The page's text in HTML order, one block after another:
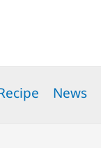
News